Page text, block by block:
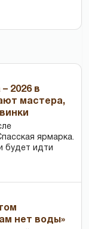
2026 в
мастера,
ярмарка.
будет идти
нет воды»